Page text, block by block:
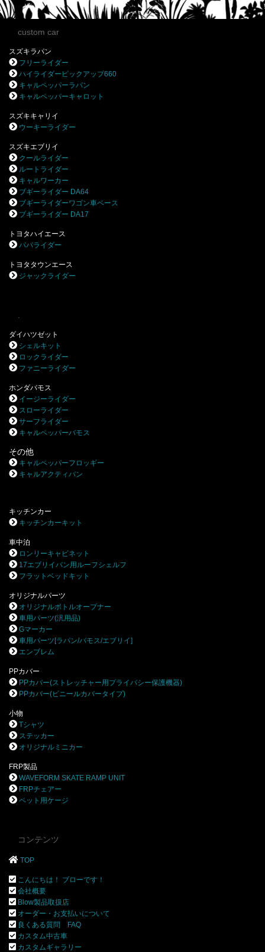
custom car
スズキラパン
フリーライダー
ハイライダーピックアップ660
キャルペッパーラパン
キャルペッパーキャロット
スズキキャリイ
ウーキーライダー
スズキエブリイ
クールライダー
ルートライダー
キャルワーカー
ブギーライダー DA64
ブギーライダーワゴン車ベース
ブギーライダー DA17
トヨタハイエース
パパライダー
トヨタタウンエース
ジャックライダー
ダイハツゼット
シェルキット
ロックライダー
ファニーライダー
ホンダバモス
イージーライダー
スローライダー
サーフライダー
キャルペッパーバモス
その他
キャルペッパーフロッギー
キャルアクティバン
キッチンカー
キッチンカーキット
車中泊
ロンリーキャビネット
17エブリイバン用ルーフシェルフ
フラットベッドキット
オリジナルパーツ
オリジナルボトルオープナー
車用パーツ(汎用品)
Gマーカー
車用パーツ[ラパン/バモス/エブリイ]
エンブレム
PPカバー
PPカバー(ストレッチャー用プライバシー保護機器)
PPカバー(ビニールカバータイプ)
小物
Tシャツ
ステッカー
オリジナルミニカー
FRP製品
WAVEFORM SKATE RAMP UNIT
FRPチェアー
ペット用ケージ
コンテンツ
TOP
こんにちは！ ブローです！
会社概要
Blow製品取扱店
オーダー・お支払いについて
良くある質問 FAQ
カスタム中古車
カスタムギャラリー